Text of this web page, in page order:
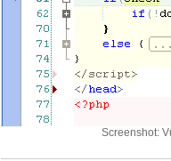
Screenshot: